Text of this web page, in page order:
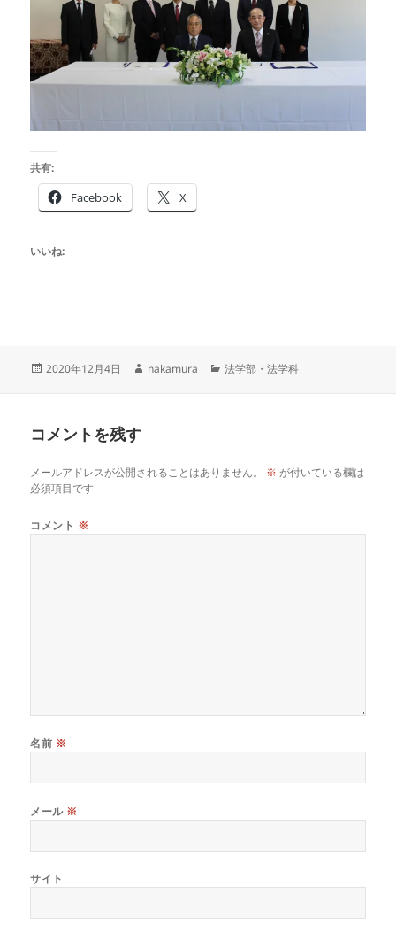
共有:
Facebook X
いいね:
投
2020年12月4日
作
nakamura
カ
法学部・法学科
コメントを残す
メールアドレスが公開されることはありません。 ※ が付いている欄は
必須項目です
コメント ※
名前 ※
メール ※
サイト